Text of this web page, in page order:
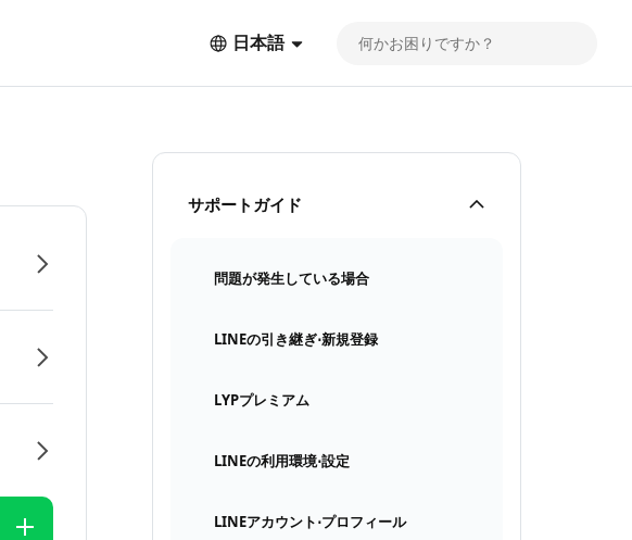
日本語
サポートガイド
問題が発生している場合
LINEの引き継ぎ⋅新規登録
LYPプレミアム
LINEの利用環境⋅設定
LINEアカウント⋅プロフィール